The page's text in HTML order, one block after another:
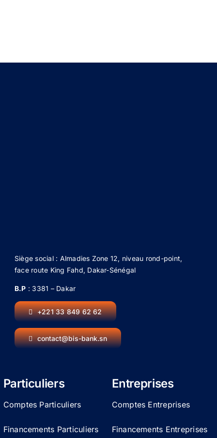
Siège social : Almadies Zone 12, niveau rond-point,
face route King Fahd, Dakar-Sénégal
B.P : 3381 – Dakar
+221 33 849 62 62
contact@bis-bank.sn
Particuliers
Comptes Particuliers
Financements Particuliers
Entreprises
Comptes Entreprises
Financements Entreprises